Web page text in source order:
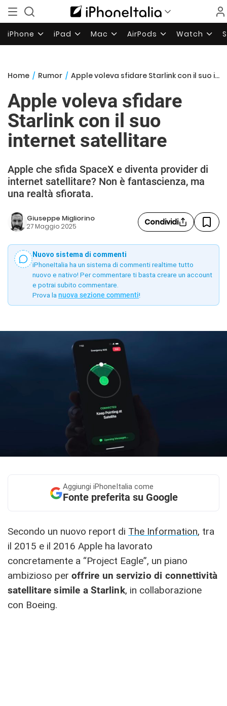
iPhone iPad Mac AirPods Watch
Home / Rumor / Apple voleva sfidare Starlink con il suo internet satellitare
Apple voleva sfidare
Starlink con il suo
internet satellitare
Apple che sfida SpaceX e diventa provider di
internet satellitare? Non è fantascienza, ma
una realtà sfiorata.
Giuseppe Migliorino
27 Maggio 2025 Condividi
Nuovo sistema di commenti
iPhoneItalia ha un sistema di commenti realtime tutto
nuovo e nativo! Per commentare ti basta creare un account
e potrai subito commentare.
Prova la nuova sezione commenti!
Aggiungi iPhoneItalia come
Fonte preferita su Google
Secondo un nuovo report di The Information, tra
il 2015 e il 2016 Apple ha lavorato
concretamente a “Project Eagle”, un piano
ambizioso per offrire un servizio di connettività
satellitare simile a Starlink, in collaborazione
con Boeing.